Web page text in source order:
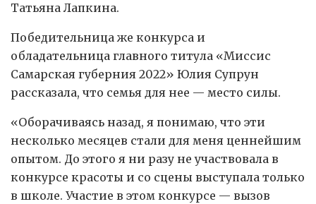
Татьяна Лапкина.
Победительница же конкурса и
обладательница главного титула «Миссис
Самарская губерния 2022» Юлия Супрун
рассказала, что семья для нее — место силы.
«Оборачиваясь назад, я понимаю, что эти
несколько месяцев стали для меня ценнейшим
опытом. До этого я ни разу не участвовала в
конкурсе красоты и со сцены выступала только
в школе. Участие в этом конкурсе — вызов